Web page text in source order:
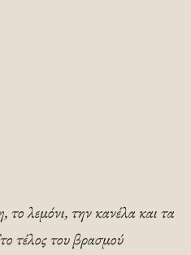
το λεμόνι, την κανέλα και τα
τέλος του βρασμού